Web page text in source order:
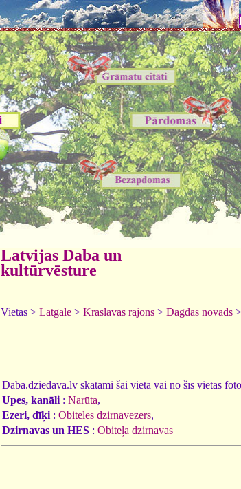
Latvijas Daba un
kultūrvēsture
Vietas > Latgale > Krāslavas rajons > Dagdas novads >
Daba.dziedava.lv skatāmi šai vietā vai no šīs vietas
Upes, kanāli : Narūta,
Ezeri, dīķi : Obiteles dzirnavezers,
Dzirnavas un HES : Obiteļa dzirnavas